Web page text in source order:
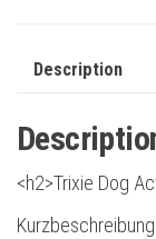
Description
<h2>Trixie Dog